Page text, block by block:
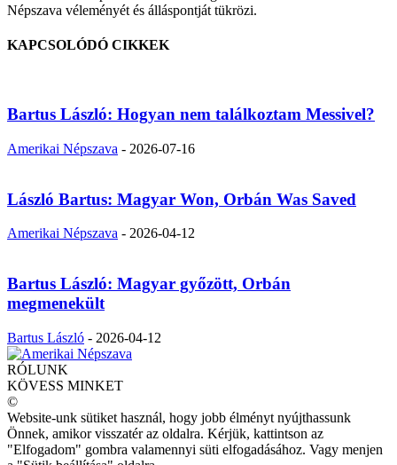
Népszava véleményét és álláspontját tükrözi.
KAPCSOLÓDÓ CIKKEK
Bartus László: Hogyan nem találkoztam Messivel?
Amerikai Népszava - 2026-07-16
László Bartus: Magyar Won, Orbán Was Saved
Amerikai Népszava - 2026-04-12
Bartus László: Magyar győzött, Orbán
megmenekült
Bartus László - 2026-04-12
RÓLUNK
KÖVESS MINKET
©
Website-unk sütiket használ, hogy jobb élményt nyújthassunk
Önnek, amikor visszatér az oldalra. Kérjük, kattintson az
"Elfogadom" gombra valamennyi süti elfogadásához. Vagy menjen